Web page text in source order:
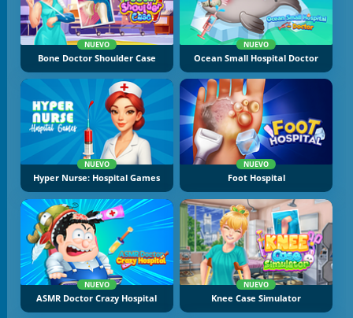
NUEVO
Bone Doctor Shoulder Case
NUEVO
Ocean Small Hospital Doctor
NUEVO
Hyper Nurse: Hospital Games
NUEVO
Foot Hospital
NUEVO
ASMR Doctor Crazy Hospital
NUEVO
Knee Case Simulator